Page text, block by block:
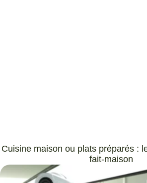
Cuisine maison ou plats préparés :
fait-maison